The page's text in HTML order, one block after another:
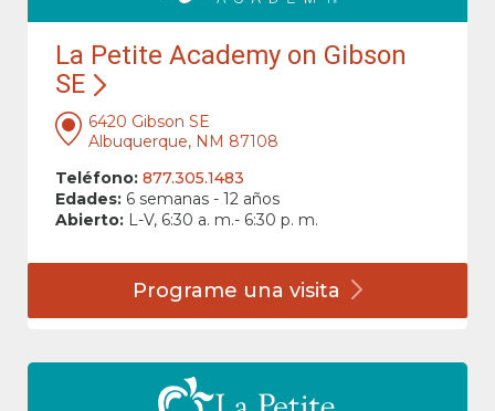
La Petite Academy on Gibson
SE
6420 Gibson SE
Albuquerque, NM 87108
Teléfono: 877.305.1483
Edades: 6 semanas - 12 años
Abierto: L-V, 6:30 a. m.- 6:30 p. m.
Programe una visita